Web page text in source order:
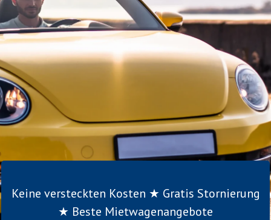
Keine versteckten Kosten ★ Gratis Stornierung
★ Beste Mietwagenangebote